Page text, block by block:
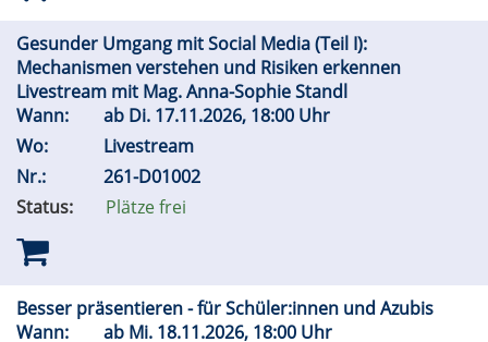
Gesunder Umgang mit Social Media (Teil I):
Mechanismen verstehen und Risiken erkennen
Livestream mit Mag. Anna-Sophie Standl
Wann:
ab Di. 17.11.2026, 18:00 Uhr
Wo:
Livestream
Nr.:
261-D01002
Status:
Plätze frei
Besser präsentieren - für Schüler:innen und Azubis
Wann:
ab Mi. 18.11.2026, 18:00 Uhr